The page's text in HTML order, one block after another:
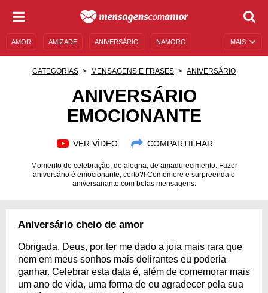
MAIS
AMOR AMIZADE ANIVERSÁRIO NAMORO
DESCULPAS
MENSAGENS E FRASES MENSAGENS DE ANIVERSÁRIO
CATEGORIAS MENSAGENS E FRASES ANIVERSÁRIO
ANIVERSÁRIO
EMOCIONANTE
VER VÍDEO COMPARTILHAR
Momento de celebração, de alegria, de amadurecimento. Fazer
aniversário é emocionante, certo?! Comemore e surpreenda o
aniversariante com belas mensagens.
Aniversário cheio de amor
Obrigada, Deus, por ter me dado a joia mais rara que
nem em meus sonhos mais delirantes eu poderia
ganhar. Celebrar esta data é, além de comemorar mais
um ano de vida, uma forma de eu agradecer pela sua